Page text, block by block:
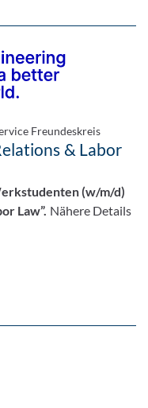
Freundeskreis
& Labor
(w/m/d)
Law”. Nähere Details